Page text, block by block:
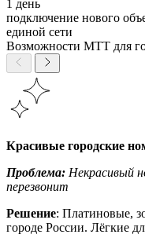
1 день
подключение нового
единой сети
Возможности МТТ для
Красивые городские
Проблема: Некрасивый
перезвонит
Решение: Платиновые,
городе России. Лёгкие